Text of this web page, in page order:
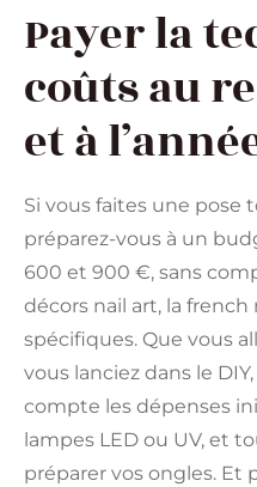
Payer la
coûts au
et à
Si vous faites une pose
préparez-vous à un
600 et 900 €, sans
décors nail art, la
spécifiques. Que vous
vous lanciez dans le
compte les dépenses
lampes LED ou UV, et
préparer vos ongles. Et